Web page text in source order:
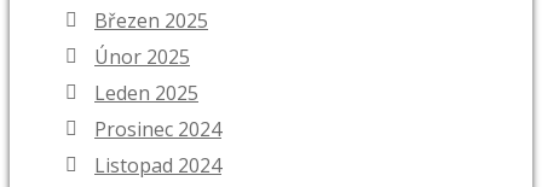
Březen 2025
Únor 2025
Leden 2025
Prosinec 2024
Listopad 2024